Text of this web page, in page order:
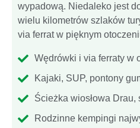
wypadową. Niedaleko jest
wielu kilometrów szlaków
via ferrat w pięknym
Wędrówki i via ferraty w
Kajaki, SUP, pontony
Ścieżka wiosłowa
Rodzinne kempingi